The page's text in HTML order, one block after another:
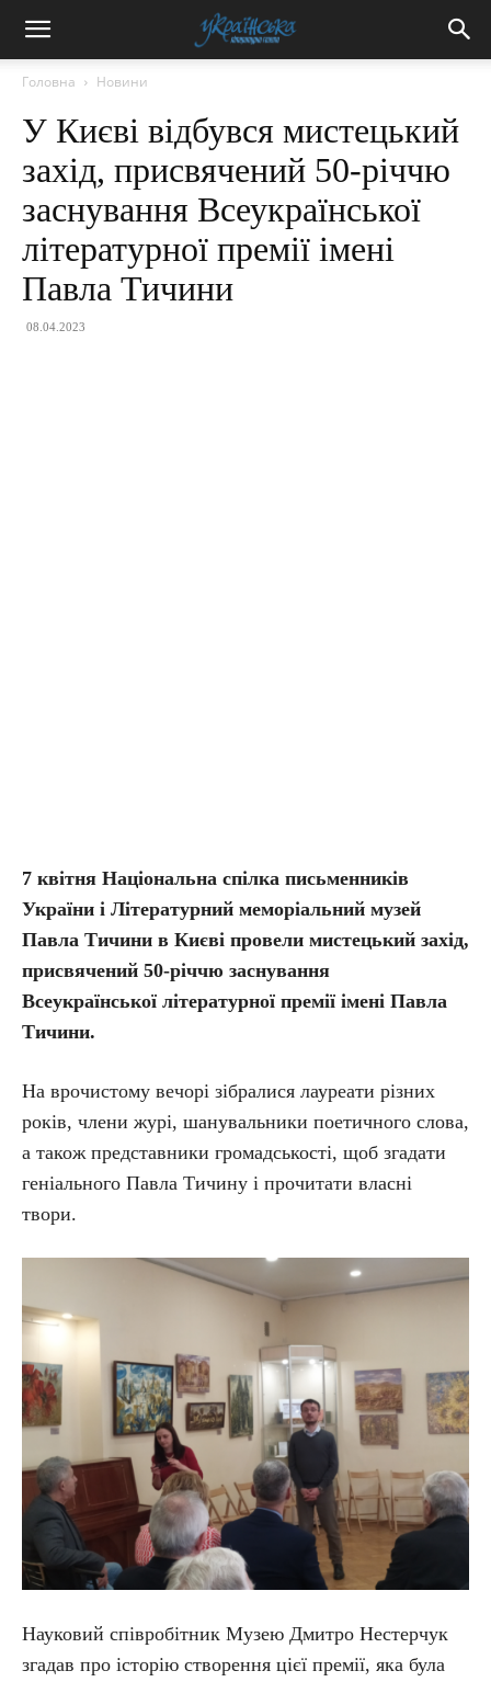
Головна Новини
У Києві відбувся мистецький
захід, присвячений 50-річчю
заснування Всеукраїнської
літературної премії імені
Павла Тичини
08.04.2023
7 квітня Національна спілка письменників
України і Літературний меморіальний музей
Павла Тичини в Києві провели мистецький захід,
присвячений 50-річчю заснування
Всеукраїнської літературної премії імені Павла
Тичини.
На врочистому вечорі зібралися лауреати різних
років, члени журі, шанувальники поетичного слова,
а також представники громадськості, щоб згадати
геніального Павла Тичину і прочитати власні
твори.
Науковий співробітник Музею Дмитро Нестерчук
згадав про історію створення цієї премії, яка була